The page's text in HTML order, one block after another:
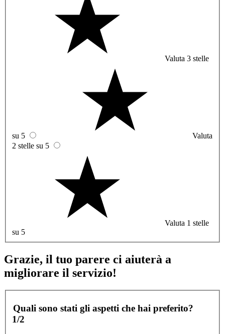
Valuta 3 stelle
su 5
Valuta
2 stelle su 5
Valuta 1 stelle
su 5
Grazie, il tuo parere ci aiuterà a
migliorare il servizio!
Quali sono stati gli aspetti che hai preferito?
1/2